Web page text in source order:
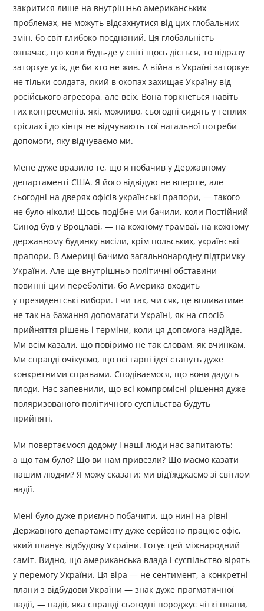
закритися лише на внутрішньо американських
проблемах, не можуть відсахнутися від цих глобальних
змін, бо світ глибоко поєднаний. Ця глобальність
означає, що коли будь-де у світі щось діється, то відразу
заторкує усіх, де би хто не жив. А війна в Україні заторкує
не тільки солдата, який в окопах захищає Україну від
російського агресора, але всіх. Вона торкнеться навіть
тих конгресменів, які, можливо, сьогодні сидять у теплих
кріслах і до кінця не відчувають тої нагальної потреби
допомоги, яку відчуваємо ми.
Мене дуже вразило те, що я побачив у Державному
департаменті США. Я його відвідую не вперше, але
сьогодні на дверях офісів українські прапори, — такого
не було ніколи! Щось подібне ми бачили, коли Постійний
Синод був у Вроцлаві, — на кожному трамваї, на кожному
державному будинку висіли, крім польських, українські
прапори. В Америці бачимо загальнонародну підтримку
України. Але ще внутрішньо політичні обставини
повинні цим переболіти, бо Америка входить
у президентські вибори. І чи так, чи сяк, це впливатиме
не так на бажання допомагати Україні, як на спосіб
прийняття рішень і терміни, коли ця допомога надійде.
Ми всім казали, що повіримо не так словам, як вчинкам.
Ми справді очікуємо, що всі гарні ідеї стануть дуже
конкретними справами. Сподіваємося, що вони дадуть
плоди. Нас запевнили, що всі компромісні рішення дуже
поляризованого політичного суспільства будуть
прийняті.
Ми повертаємося додому і наші люди нас запитають:
а що там було? Що ви нам привезли? Що маємо казати
нашим людям? Я можу сказати: ми від’їжджаємо зі світлом
надії.
Мені було дуже приємно побачити, що нині на рівні
Державного департаменту дуже серйозно працює офіс,
який планує відбудову України. Готує цей міжнародний
саміт. Видно, що американська влада і суспільство вірять
у перемогу України. Ця віра — не сентимент, а конкретні
плани з відбудови України — знак дуже прагматичної
надії, — надії, яка справді сьогодні породжує чіткі плани,